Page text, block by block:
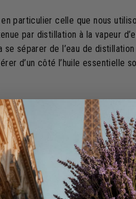
particulier celle que nous
par distillation à la vapeur
se séparer de l’eau de
d’un côté l’huile essentielle